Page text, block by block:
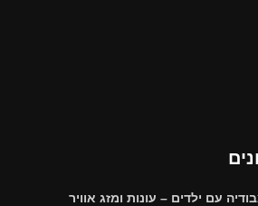
עם ילדים – עונות ומזג אוויר